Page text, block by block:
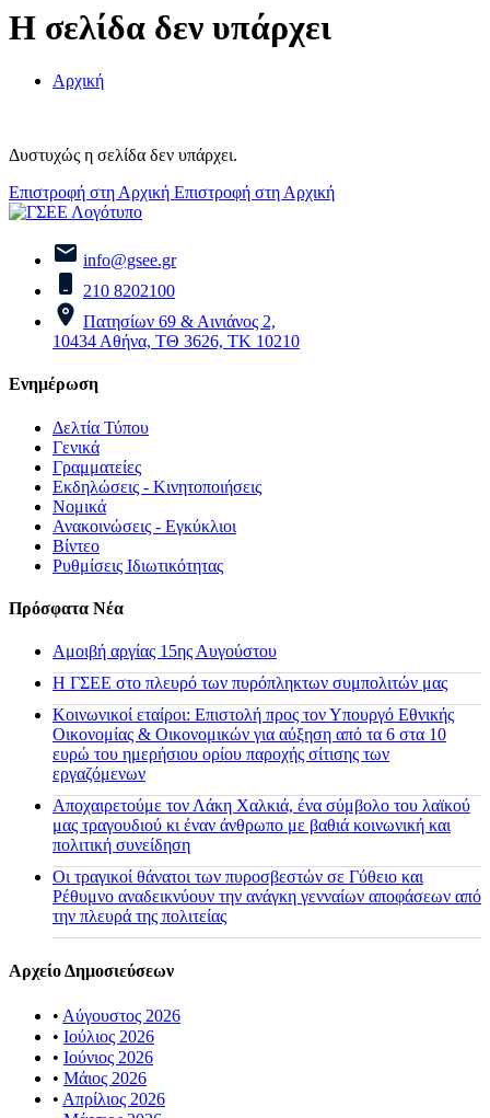
Η σελίδα δεν υπάρχει
Αρχική
Δυστυχώς η σελίδα δεν υπάρχει.
Επιστροφή στη Αρχική Επιστροφή στη Αρχική
info@gsee.gr
210 8202100
Πατησίων 69 & Αινιάνος 2,
10434 Αθήνα, ΤΘ 3626, ΤΚ 10210
Ενημέρωση
Δελτία Τύπου
Γενικά
Γραμματείες
Εκδηλώσεις - Κινητοποιήσεις
Νομικά
Ανακοινώσεις - Εγκύκλιοι
Βίντεο
Ρυθμίσεις Ιδιωτικότητας
Πρόσφατα Νέα
Αμοιβή αργίας 15ης Αυγούστου
H ΓΣΕΕ στο πλευρό των πυρόπληκτων συμπολιτών μας
Κοινωνικοί εταίροι: Επιστολή προς τον Υπουργό Εθνικής
Οικονομίας & Οικονομικών για αύξηση από τα 6 στα 10
ευρώ του ημερήσιου ορίου παροχής σίτισης των
εργαζόμενων
Αποχαιρετούμε τον Λάκη Χαλκιά, ένα σύμβολο του λαϊκού
μας τραγουδιού κι έναν άνθρωπο με βαθιά κοινωνική και
πολιτική συνείδηση
Οι τραγικοί θάνατοι των πυροσβεστών σε Γύθειο και
Ρέθυμνο αναδεικνύουν την ανάγκη γενναίων αποφάσεων από
την πλευρά της πολιτείας
Αρχείο Δημοσιεύσεων
• Αύγουστος 2026
• Ιούλιος 2026
• Ιούνιος 2026
• Μάιος 2026
• Απρίλιος 2026